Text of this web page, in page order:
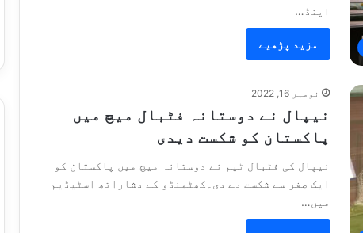
اینڈ…
مزید پڑھیے
نومبر 16, 2022
نیپال نے دوستانہ فٹبال میچ میں
پاکستان کو شکست دیدی
نیپال کی فٹبال ٹیم نے دوستانہ میچ میں پاکستان کو
ایک صفر سے شکست دے دی۔کھٹمنڈو کے دشاراتھ اسٹیڈیم
میں…